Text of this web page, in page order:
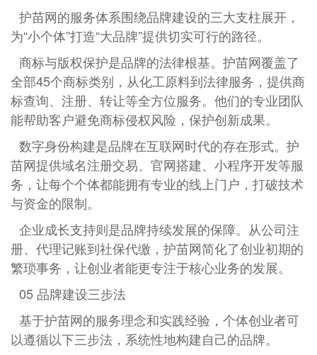
护苗网的服务体系围绕品牌建设的三大支柱展开，
为“小个体”打造“大品牌”提供切实可行的路径。
商标与版权保护是品牌的法律根基。护苗网覆盖了
全部45个商标类别，从化工原料到法律服务，提供商
标查询、注册、转让等全方位服务。他们的专业团队
能帮助客户避免商标侵权风险，保护创新成果。
数字身份构建是品牌在互联网时代的存在形式。护
苗网提供域名注册交易、官网搭建、小程序开发等服
务，让每个个体都能拥有专业的线上门户，打破技术
与资金的限制。
企业成长支持则是品牌持续发展的保障。从公司注
册、代理记账到社保代缴，护苗网简化了创业初期的
繁琐事务，让创业者能更专注于核心业务的发展。
05 品牌建设三步法
基于护苗网的服务理念和实践经验，个体创业者可
以遵循以下三步法，系统性地构建自己的品牌。